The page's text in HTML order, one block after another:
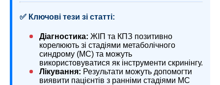
✅ Ключові тези зі статті:
Діагностика: ЖІП та КПЗ позитивно
корелюють зі стадіями метаболічного
синдрому (МС) та можуть
використовуватися як інструменти скринінгу.
Лікування: Результати можуть допомогти
виявити пацієнтів з ранніми стадіями МС